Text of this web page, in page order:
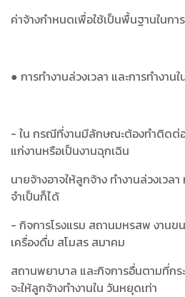
ค่าจ้างกำหนดเพื่อใช้เป็นพื้นฐานในก
● การทำงานล่วงเวลา และการทำงาน
- ใน กรณีที่งานมีลักษณะต้องทำติดต่
แก่งานหรือเป็นงานฉุกเฉิน
นายจ้างอาจให้ลูกจ้าง ทำงานล่วงเวล
จำเป็นก็ได้
- กิจการโรงแรม สถานมหรสพ งานข
เครื่องดื่ม สโมสร สมาคม
สถานพยาบาล และกิจการอื่นตามที่กร
จะให้ลูกจ้างทำงานใน วันหยุดเท่า